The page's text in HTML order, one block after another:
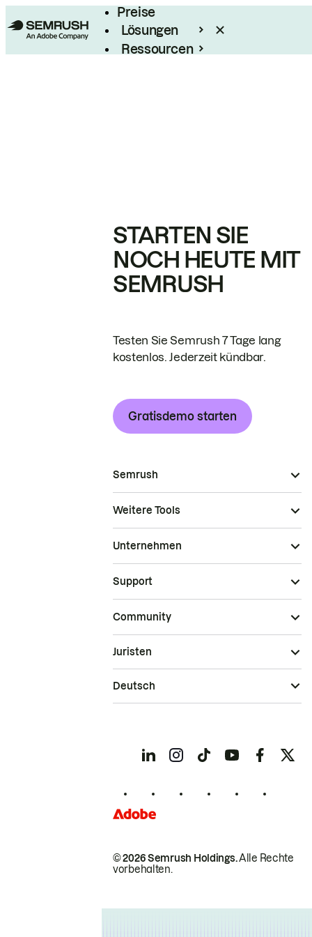
Preise
Lösungen
Ressourcen
STARTEN SIE
NOCH HEUTE MIT
SEMRUSH
Testen Sie Semrush 7 Tage lang
kostenlos. Jederzeit kündbar.
Gratisdemo starten
Semrush
Weitere Tools
Unternehmen
Support
Community
© 2026 Semrush Holdings.Alle Rechte
vorbehalten.
Juristen
Deutsch